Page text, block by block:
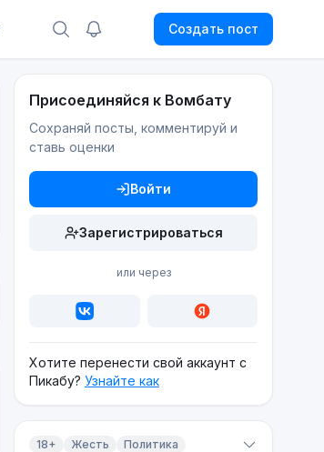
Создать пост
Присоединяйся к Вомбату
Сохраняй посты, комментируй и
ставь оценки
Войти
Зарегистрироваться
или через
Хотите перенести свой аккаунт с
Пикабу? Узнайте как
18+ Жесть Политика